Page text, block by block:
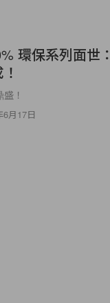
環保系列面世
！
6月17日